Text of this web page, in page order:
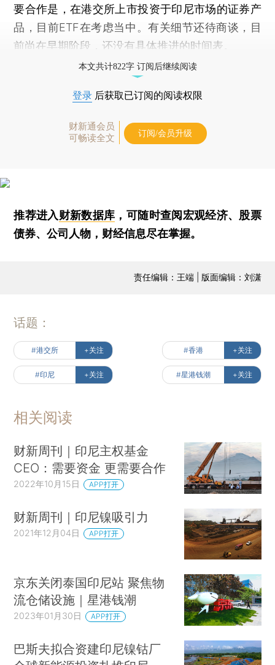
要合作是，在港交所上市投资于印尼市场的证券产
品，目前ETF在考虑当中。有关细节还待商谈，目
前尚在早期阶段，还没有具体推进的时间表。
本文共计822字 订阅后继续阅读
登录 后获取已订阅的阅读权限
财新通会员
可畅读全文
订阅/会员升级
推荐进入财新数据库 ，可随时查阅宏观经济、股票
债券、公司人物，财经信息尽在掌握。
责任编辑：王端 | 版面编辑：刘潇
话题：
#港交所 +关注 #香港 +关注
#印尼 +关注 #星港钱潮 +关注
相关阅读
财新周刊｜印尼主权基金
CEO：需要资金 更需要合作
2022年10月15日 APP打开
财新周刊｜印尼镍吸引力
2021年12月04日 APP打开
京东关闭泰国印尼站 聚焦物
流仓储设施｜星港钱潮
2023年01月30日 APP打开
巴斯夫拟合资建印尼镍钴厂